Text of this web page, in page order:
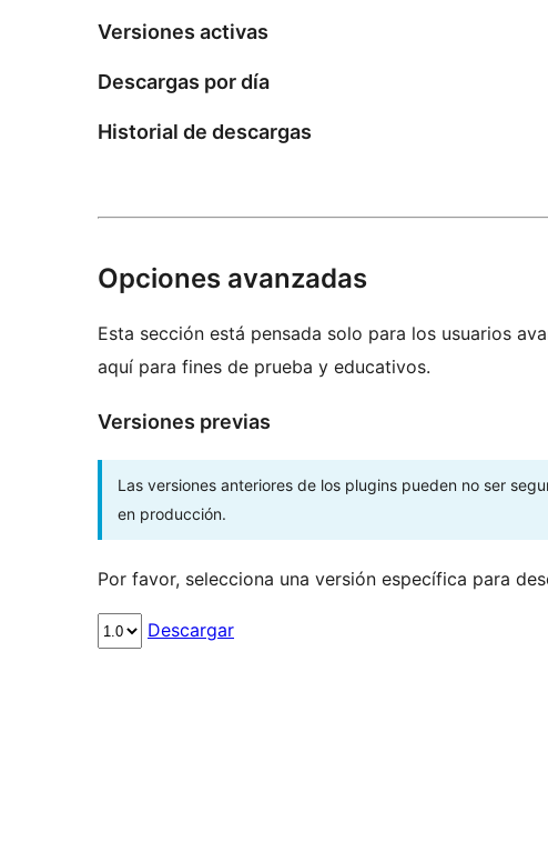
Versiones activas
Descargas por día
Historial de descargas
Opciones avanzadas
Esta sección está pensada solo para los usuarios
aquí para fines de prueba y educativos.
Versiones previas
Las versiones anteriores de los plugins pueden no ser
en producción.
Por favor, selecciona una versión específica para
Descargar